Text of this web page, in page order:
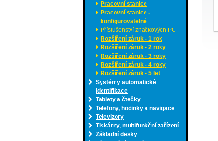
Pracovní stanice
Pracovní stanice -
konfigurovatelné
Příslušenství značkových PC
Rozšíření záruk - 1 rok
Rozšíření záruk - 2 roky
Rozšíření záruk - 3 roky
Rozšíření záruk - 4 roky
Rozšíření záruk - 5 let
Systémy automatické
identifikace
Tablety a čtečky
Telefony, hodinky a navigace
Televizory
Tiskárny, multifunkční zařízení
Základní desky